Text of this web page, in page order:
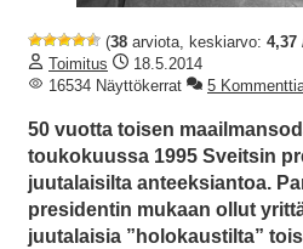
(38 arviota, keskiarvo: 4,37
Toimitus
18.5.2014
16534 Näyttökerrat
5
50 vuotta toisen
toukokuussa 1995 Sveitsin
juutalaisilta anteeksiantoa.
presidentin mukaan ollut
juutalaisia ”holokaustilta”